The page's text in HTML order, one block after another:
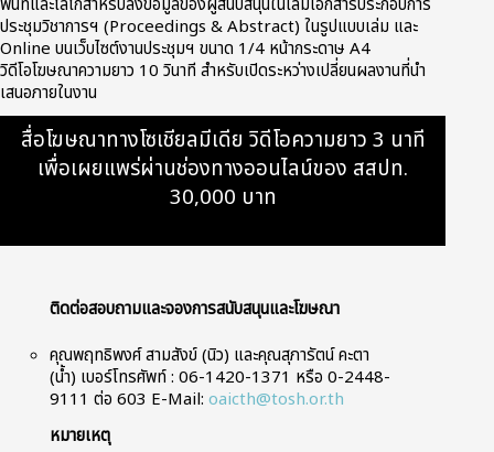
ประชุมวิชาการฯ (Proceedings & Abstract) ในรูปแบบเล่ม และ
Online บนเว็บไซต์งานประชุมฯ ขนาด 1/4 หน้ากระดาษ A4
วิดีโอโฆษณาความยาว 10 วินาที สำหรับเปิดระหว่างเปลี่ยนผลงานที่นำ
เสนอภายในงาน
สื่อโฆษณาทางโซเชียลมีเดีย วิดีโอความยาว 3 นาที
เพื่อเผยแพร่ผ่านช่องทางออนไลน์ของ สสปท.
30,000 บาท
ติดต่อสอบถามและจองการสนับสนุนและโฆษณา
คุณพฤทธิพงศ์ สามสังข์ (นิว) และคุณสุภารัตน์ คะตา
(น้ำ) เบอร์โทรศัพท์ : 06-1420-1371 หรือ 0-2448-
9111 ต่อ 603 E-Mail: oaicth@tosh.or.th
หมายเหตุ